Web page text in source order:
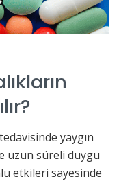
yaygın
uzun süreli duygu
etkileri sayesinde